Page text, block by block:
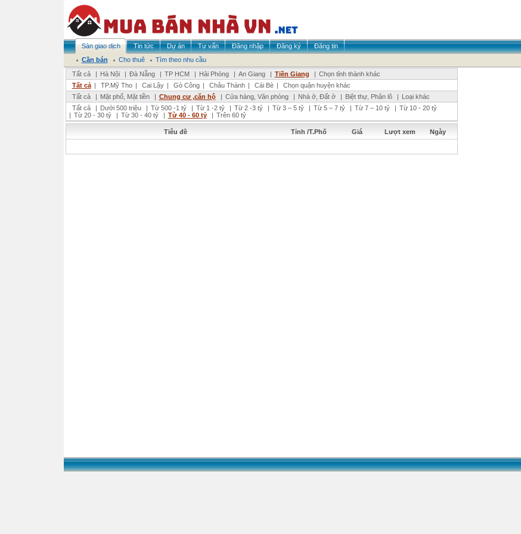
Sàn giao dịch Tin tức Dự án Tư vấn Đăng nhập Đăng ký
Đăng tin
Cần bán
Cho thuê
Tìm theo nhu cầu
Tất cả
| Hà Nội | Đà Nẵng | TP HCM | Hải Phòng | An Giang | Tiền Giang | Chọn tỉnh thành khác
Tất cả | TP.Mỹ Tho | Cai Lậy | Gò Công | Châu Thành | Cái Bè |
Chọn quận huyện khác
Tất cả
| Mặt phố, Mặt tiền | Chung cư ,căn hộ | Cửa hàng, Văn phòng | Nhà ở, Đất ở | Biệt thự, Phân lô | Loại khác
Tất cả
| Dưới 500 triệu | Từ 500 -1 tỷ | Từ 1 -2 tỷ | Từ 2 -3 tỷ | Từ 3 – 5 tỷ | Từ 5 – 7 tỷ | Từ 7 – 10 tỷ | Từ 10 - 20 tỷ
| Từ 20 - 30 tỷ | Từ 30 - 40 tỷ | Từ 40 - 60 tỷ | Trên 60 tỷ
Tiêu đề Tỉnh /T.Phố Giá Lượt xem Ngày